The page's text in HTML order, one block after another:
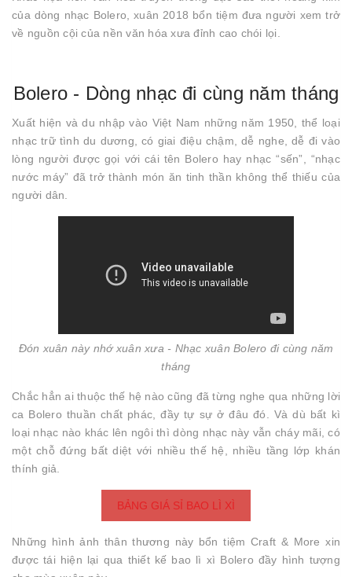
của dòng nhạc Bolero, xuân 2018 bổn tiệm đưa người xem trở
về nguồn cội của nền văn hóa xưa đỉnh cao chói lọi.
Bolero - Dòng nhạc đi cùng năm tháng
Xuất hiện và du nhập vào Việt Nam những năm 1950, thể loại
nhạc trữ tình du dương, có giai điệu chậm, dễ nghe, dễ đi vào
lòng người được gọi với cái tên Bolero hay nhạc “sến”, “nhạc
nước máy” đã trở thành món ăn tinh thần không thể thiếu của
người dân.
Đón xuân này nhớ xuân xưa - Nhạc xuân Bolero đi cùng năm
tháng
Chắc hẳn ai thuộc thế hệ nào cũng đã từng nghe qua những lời
ca Bolero thuần chất phác, đầy tự sự ở đâu đó. Và dù bất kì
loại nhạc nào khác lên ngôi thì dòng nhạc này vẫn cháy mãi, có
một chỗ đứng bất diệt với nhiều thế hệ, nhiều tầng lớp khán
thính giả.
BẢNG GIÁ SỈ BAO LÌ XÌ
Những hình ảnh thân thương này bổn tiệm Craft & More xin
được tái hiện lại qua thiết kế bao lì xì Bolero đầy hình tượng